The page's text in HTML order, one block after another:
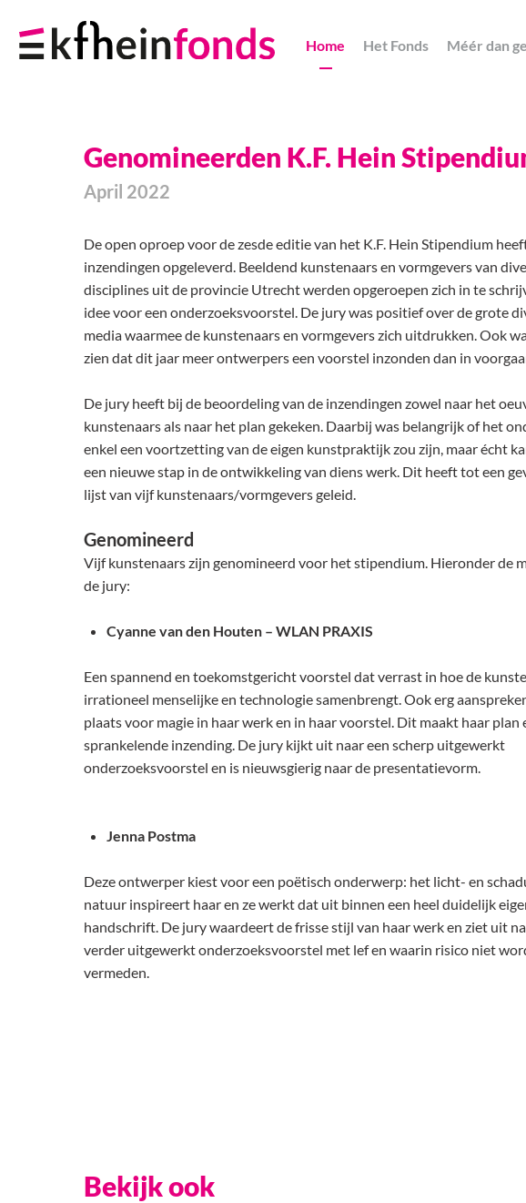
Navigation
Links
Home Het Fonds Méér dan
Genomineerden K.F. Hein
April 2022
De open oproep voor de zesde editie van het K.F. Hein Stipendium
inzendingen opgeleverd. Beeldend kunstenaars en vormgevers van
disciplines uit de provincie Utrecht werden opgeroepen zich in te
idee voor een onderzoeksvoorstel. De jury was positief over de grote
media waarmee de kunstenaars en vormgevers zich uitdrukken. Ook
zien dat dit jaar meer ontwerpers een voorstel inzonden dan in
De jury heeft bij de beoordeling van de inzendingen zowel naar het
kunstenaars als naar het plan gekeken. Daarbij was belangrijk of het
enkel een voortzetting van de eigen kunstpraktijk zou zijn, maar écht
een nieuwe stap in de ontwikkeling van diens werk. Dit heeft tot een
lijst van vijf kunstenaars/vormgevers geleid.
Genomineerd
Vijf kunstenaars zijn genomineerd voor het stipendium. Hieronder de
de jury:
Cyanne van den Houten – WLAN PRAXIS
Een spannend en toekomstgericht voorstel dat verrast in hoe de
irrationeel menselijke en technologie samenbrengt. Ook erg
plaats voor magie in haar werk en in haar voorstel. Dit maakt haar plan
sprankelende inzending. De jury kijkt uit naar een scherp uitgewerkt
onderzoeksvoorstel en is nieuwsgierig naar de presentatievorm.
Jenna Postma
Deze ontwerper kiest voor een poëtisch onderwerp: het licht- en
natuur inspireert haar en ze werkt dat uit binnen een heel duidelijk
handschrift. De jury waardeert de frisse stijl van haar werk en ziet uit
verder uitgewerkt onderzoeksvoorstel met lef en waarin risico niet
vermeden.
Bekijk ook